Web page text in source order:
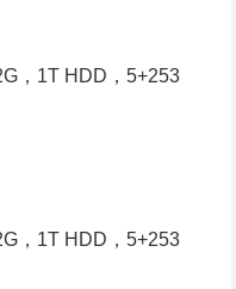
，1T HDD，5+253
，1T HDD，5+253